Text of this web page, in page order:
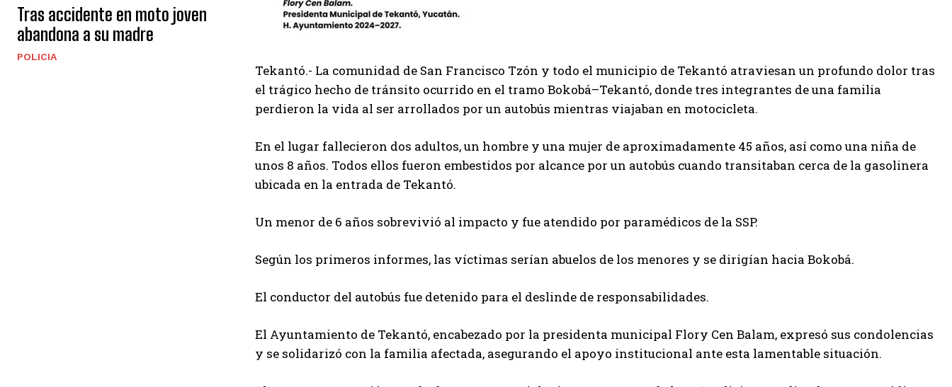
Tras accidente en moto joven
abandona a su madre
POLICIA
Tekantó.- La comunidad de San Francisco Tzón y todo el municipio de Tekantó atraviesan un profundo dolor tras
el trágico hecho de tránsito ocurrido en el tramo Bokobá–Tekantó, donde tres integrantes de una familia
perdieron la vida al ser arrollados por un autobús mientras viajaban en motocicleta.
En el lugar fallecieron dos adultos, un hombre y una mujer de aproximadamente 45 años, así como una niña de
unos 8 años. Todos ellos fueron embestidos por alcance por un autobús cuando transitaban cerca de la gasolinera
ubicada en la entrada de Tekantó.
Un menor de 6 años sobrevivió al impacto y fue atendido por paramédicos de la SSP.
Según los primeros informes, las víctimas serían abuelos de los menores y se dirigían hacia Bokobá.
El conductor del autobús fue detenido para el deslinde de responsabilidades.
El Ayuntamiento de Tekantó, encabezado por la presidenta municipal Flory Cen Balam, expresó sus condolencias
y se solidarizó con la familia afectada, asegurando el apoyo institucional ante esta lamentable situación.